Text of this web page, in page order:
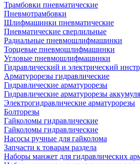
Трамбовки пневматические
Пневмотрамбовки
Шлифмашинки пневматические
Пневматические сверлильные
Радиальные пневмошлифмашинки
Торцевые пневмошлифмашинки
Угловые пневмошлифмашинки
Гидравлический и электрический
Арматурорезы гидравлические
Гидравлические арматурорезы
Гидравлические арматурорезы
Электрогидравлические арматурорезы
Болторезы
Гайколомы гидравлические
Гайколомы гидравлические
Насосы ручные для гайколома
Запчасти к товарам раздела
Наборы манжет для гидравлических